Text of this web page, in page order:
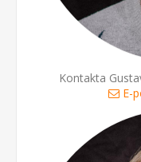
Kontakta
E-